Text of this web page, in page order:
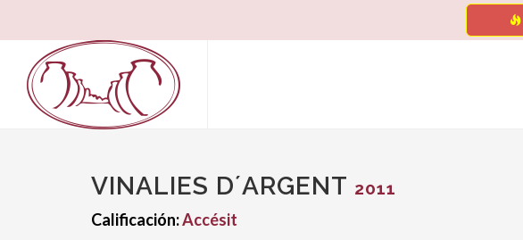
VINALIES D´ARGENT 2011
Calificación:Accésit